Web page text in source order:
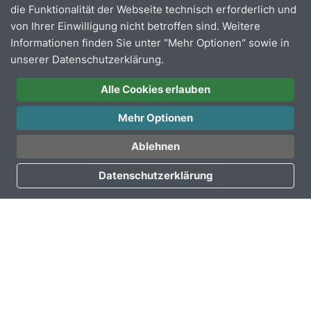
die Funktionalität der Webseite technisch erforderlich und
von Ihrer Einwilligung nicht betroffen sind. Weitere
Informationen finden Sie unter "Mehr Optionen" sowie in
unserer Datenschutzerklärung.
Alle Cookies erlauben
Mehr Optionen
Ablehnen
Datenschutzerklärung
Die Änderung betrifft freifahrtberechtigte Schülerinnen
und Schüler der Schulstandorte: Bergneustadt, Lindlar,
Morsbach, Nümbrecht, Reichshof, Hückeswagen,
Radevormwald, Waldbröl, Wiehl und Wipperfürth.
Für Rückfragen steht unsere Abonnentenbetreuung
gerne zur Verfügung.Zum Kontaktformular hier